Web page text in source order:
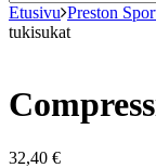
Etusivu Preston
tukisukat
32,40 €